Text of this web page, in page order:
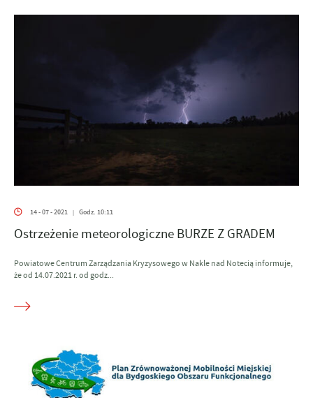
14 - 07 - 2021 | Godz. 10:11
Ostrzeżenie meteorologiczne BURZE Z GRADEM
Powiatowe Centrum Zarządzania Kryzysowego w Nakle nad Notecią informuje,
że od 14.07.2021 r. od godz...